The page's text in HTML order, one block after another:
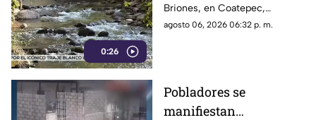
0:26
Briones, en Coatepec,
movilizando a elementos de
agosto 06, 2026 06:32 p. m.
Pobladores se
manifiestan